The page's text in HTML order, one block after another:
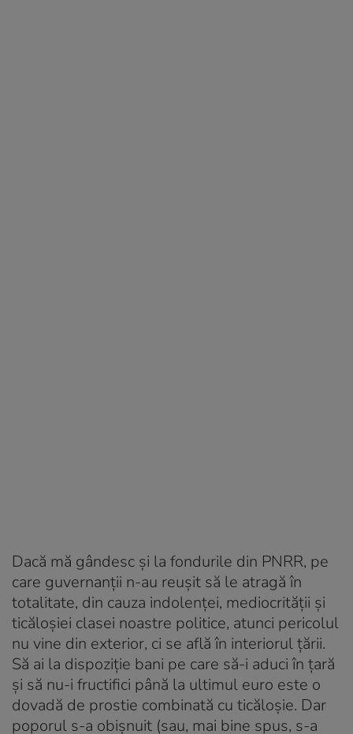
Dacă mă gândesc și la fondurile din PNRR, pe
care guvernanții n-au reușit să le atragă în
totalitate, din cauza indolenței, mediocrității și
ticăloșiei clasei noastre politice, atunci pericolul
nu vine din exterior, ci se află în interiorul țării.
Să ai la dispoziție bani pe care să-i aduci în țară
și să nu-i fructifici până la ultimul euro este o
dovadă de prostie combinată cu ticăloșie. Dar
poporul s-a obișnuit (sau, mai bine spus, s-a